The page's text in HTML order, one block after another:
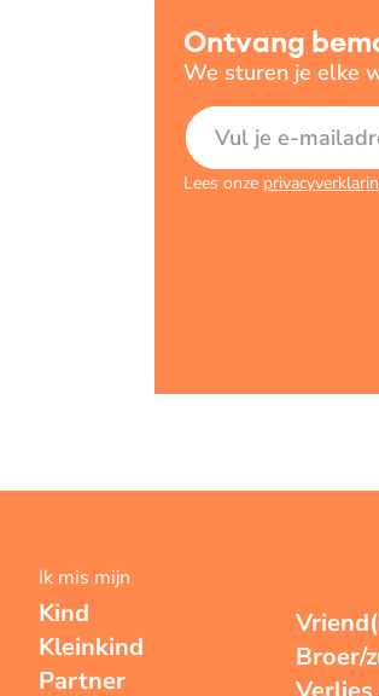
Ontvang
We sturen je elke
E-mailadres
Lees onze
Ik mis mijn
Kind
Kleinkind
Partner
Broer/